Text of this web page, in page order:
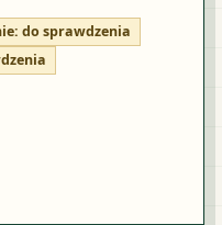
do sprawdzenia